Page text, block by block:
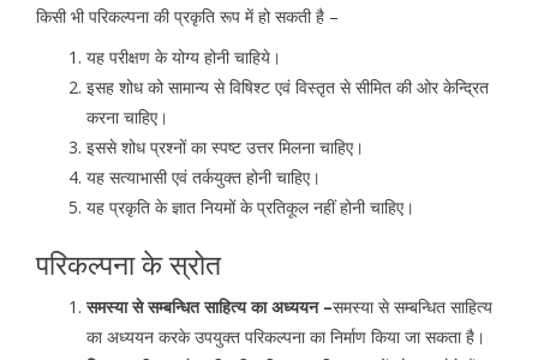
किसी भी परिकल्पना की प्रकृति रूप में हो सकती है –
यह परीक्षण के योग्य होनी चाहिये।
इसह शोध को सामान्य से विषिश्ट एवं विस्तृत से सीमित की ओर केन्द्रित
करना चाहिए।
इससे शोध प्रश्नों का स्पष्ट उत्तर मिलना चाहिए।
यह सत्याभासी एवं तर्कयुक्त होनी चाहिए।
यह प्रकृति के ज्ञात नियमों के प्रतिकूल नहीं होनी चाहिए।
परिकल्पना के स्रोत
समस्या से सम्बन्धित साहित्य का अध्ययन –समस्या से सम्बन्धित साहित्य
का अध्ययन करके उपयुक्त परिकल्पना का निर्माण किया जा सकता है।